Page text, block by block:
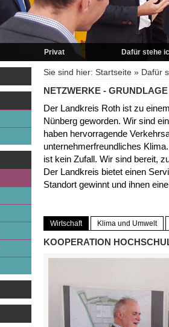
Privat
Vita
Lebenslauf
Dafür stehe
Wirtschaft und
Bildung und
Miteinander
Engagiert im
Unterwegs im
zu Gast im
Sie sind hier: Startseite » Dafür
NETZWERKE -
Der Landkreis Roth ist zu
Nünberg geworden. Wir sind
haben hervorragende
unternehmerfreundliches
ist kein Zufall. Wir sind bereit,
Der Landkreis bietet einen
Standort gewinnt und ihnen
Wirtschaft Klima und Umwelt
KOOPERATION